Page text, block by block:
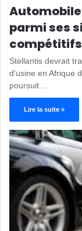
parmi ses
compétitifs
Stellantis devrait
d’usine en Afrique
poursuit…
Lire la suite »